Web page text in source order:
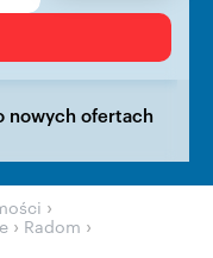
nowych ofertach
›
› Radom ›